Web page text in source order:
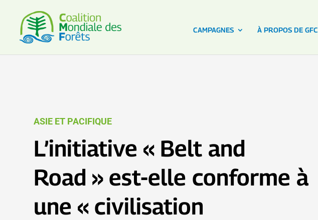
CAMPAGNES À PROPOS DE GFC
ASIE ET PACIFIQUE
L’initiative « Belt and
Road » est-elle conforme à
une « civilisation